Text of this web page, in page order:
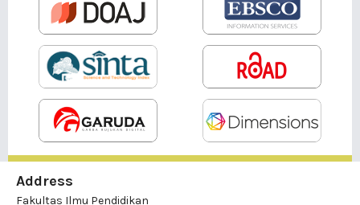
Address
Fakultas Ilmu Pendidikan